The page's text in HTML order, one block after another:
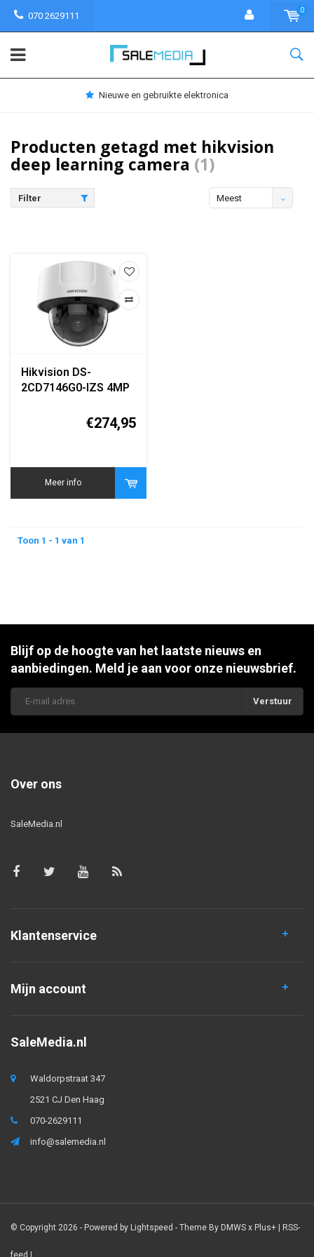
070 2629111
0
Nieuwe en gebruikte elektronica
Producten getagd met hikvision
deep learning camera (1)
Filter
Meest
Hikvision DS-
2CD7146G0-IZS 4MP
€274,95
Meer info
Toon 1 - 1 van 1
Blijf op de hoogte van het laatste nieuws en
aanbiedingen. Meld je aan voor onze nieuwsbrief.
Verstuur
Over ons
SaleMedia.nl
Klantenservice
Mijn account
SaleMedia.nl
Waldorpstraat 347
2521 CJ Den Haag
070-2629111
info@salemedia.nl
© Copyright 2026 - Powered by Lightspeed - Theme By DMWS x Plus+ | RSS-
feed |